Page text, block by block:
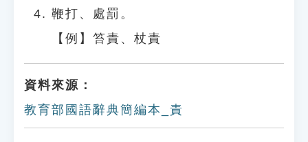
鞭打、處罰。
【例】笞責、杖責
資料來源：
教育部國語辭典簡編本_責